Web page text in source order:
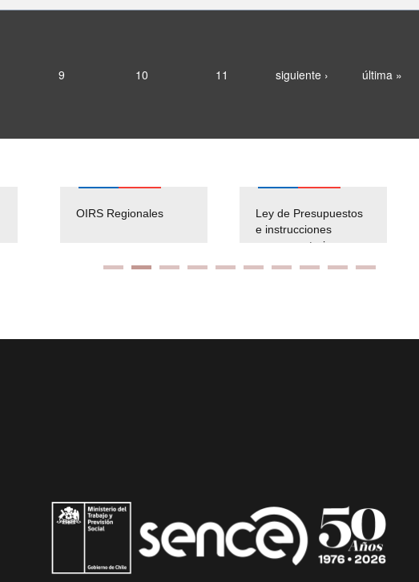
9 10 11 siguiente › última »
OIRS Regionales
Ley de Presupuestos
e instrucciones
presuspuetarias